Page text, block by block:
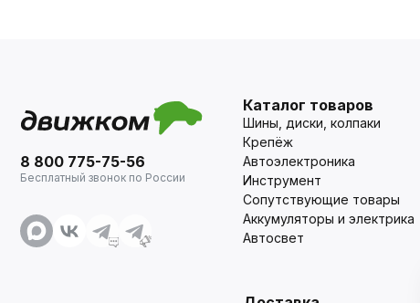
8 800 775-75-56
Бесплатный звонок по России
Каталог товаров
Шины, диски, колпаки
Крепёж
Автоэлектроника
Инструмент
Сопутствующие товары
Аккумуляторы и электрика
Автосвет